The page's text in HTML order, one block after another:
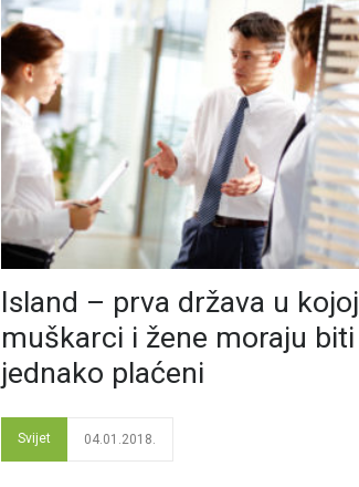
Island – prva država u kojoj
muškarci i žene moraju biti
jednako plaćeni
Svijet 04.01.2018.